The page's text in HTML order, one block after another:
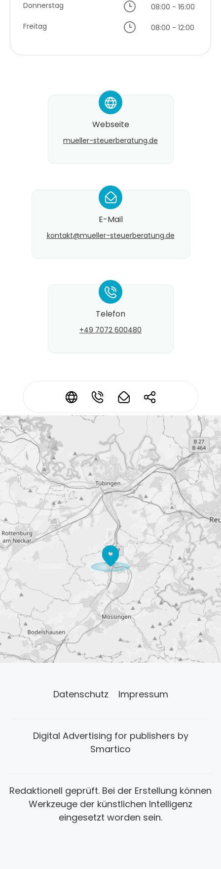
* * * *
Donnerstag
08:00 - 16:00
Freitag
08:00 - 12:00
*
Webseite
mueller-steuerberatung.de
*
E-Mail
kontakt@​mueller-steuerberatung.de
*
Telefon
+49 7072 600480
Kontaktdaten ändern?
Datenschutz Impressum
Digital Advertising for publishers by
Smartico
Redaktionell geprüft. Bei der Erstellung können
Werkzeuge der künstlichen Intelligenz
eingesetzt worden sein.